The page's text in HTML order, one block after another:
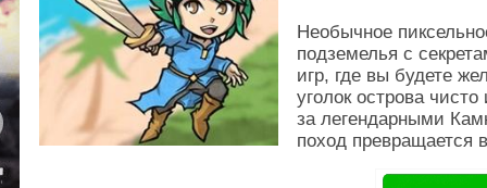
Необычное
подземелья с
игр, где вы будете
уголок острова
за легендарными
поход превращается